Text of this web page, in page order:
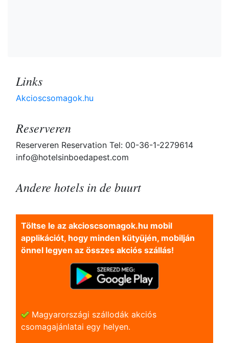
Links
Akcioscsomagok.hu
Reserveren
Reserveren Reservation Tel: 00-36-1-2279614
info@hotelsinboedapest.com
Andere hotels in de buurt
Töltse le az akcioscsomagok.hu mobil
applikációt, hogy minden kütyüjén, mobilján
önnel legyen az összes akciós szállás!
Magyarországi szállodák akciós
csomagajánlatai egy helyen.